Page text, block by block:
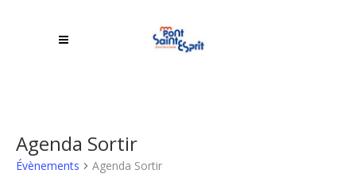
Agenda Sortir
Évènements Agenda Sortir